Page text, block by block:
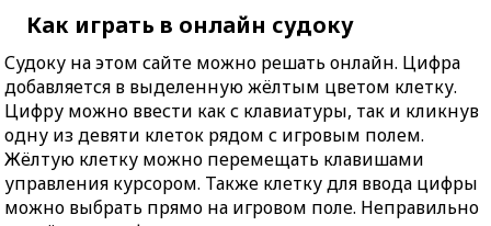
Как играть в онлайн судоку
Судоку на этом сайте можно решать онлайн. Цифра
добавляется в выделенную жёлтым цветом клетку.
Цифру можно ввести как с клавиатуры, так и кликнув
одну из девяти клеток рядом с игровым полем.
Жёлтую клетку можно перемещать клавишами
управления курсором. Также клетку для ввода цифры
можно выбрать прямо на игровом поле. Неправильно